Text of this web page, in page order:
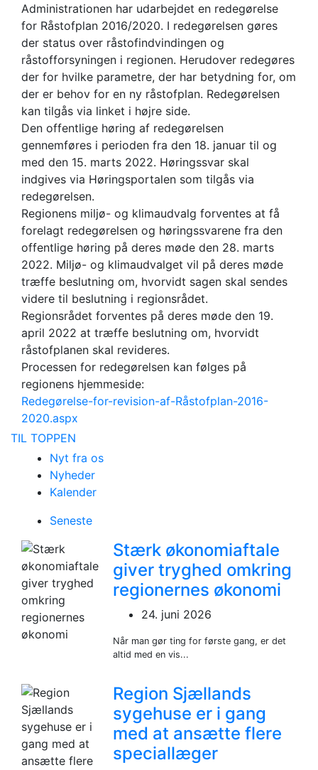
Administrationen har udarbejdet en redegørelse
for Råstofplan 2016/2020. I redegørelsen gøres
der status over råstofindvindingen og
råstofforsyningen i regionen. Herudover redegøres
der for hvilke parametre, der har betydning for, om
der er behov for en ny råstofplan. Redegørelsen
kan tilgås via linket i højre side.
Den offentlige høring af redegørelsen
gennemføres i perioden fra den 18. januar til og
med den 15. marts 2022. Høringssvar skal
indgives via Høringsportalen som tilgås via
redegørelsen.
Regionens miljø- og klimaudvalg forventes at få
forelagt redegørelsen og høringssvar​ene fra den
offentlige høring på deres møde den 28. marts
2022. Miljø- og klimaudvalget vil på deres møde
træffe beslutning om, hvorvidt sagen skal sendes
videre til beslutning i regionsrådet.
Regionsrådet forventes på deres møde den 19.
april 2022 at træffe beslutning om, hvorvidt
råstofplanen skal revideres.
Processen for redegørelsen kan følges på
regionens hjemmeside:
Redegørelse-for-revision-af-Råstofplan-2016-
2020.aspx
TIL TOPPEN
Nyt fra os
Nyheder
Kalender
Seneste
Stærk økonomiaftale
giver tryghed omkring
regionernes økonomi
24. juni 2026
Når man gør ting for første gang, er det
altid med en vis...
Region Sjællands
sygehuse er i gang
med at ansætte flere
speciallæger